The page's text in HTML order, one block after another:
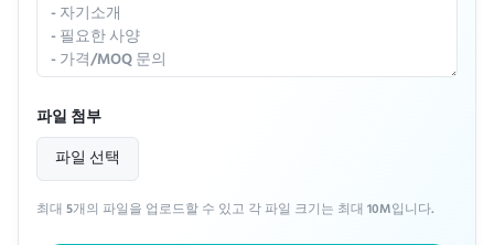
파일 첨부
파일 선택
최대 5개의 파일을 업로드할 수 있고 각 파일 크기는 최대 10M입니다.